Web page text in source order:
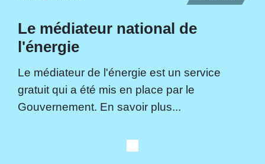
Le médiateur national de
l'énergie
Le médiateur de l'énergie est un service
gratuit qui a été mis en place par le
Gouvernement. En savoir plus...